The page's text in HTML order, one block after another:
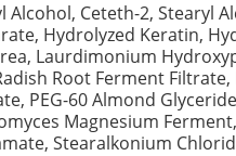
Ceteth-2, Stearyl
Hydrolyzed Keratin,
Laurdimonium
Root Ferment
PEG-60 Almond
Magnesium
Stearalkonium